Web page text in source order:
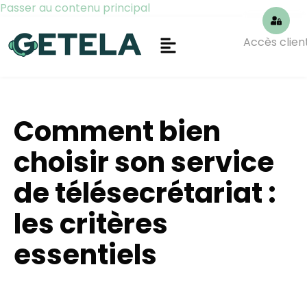
Passer au contenu principal
Accès
Comment bien
choisir son service
de télésecrétariat :
les critères
essentiels